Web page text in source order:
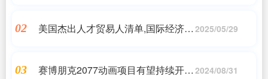
02
美国杰出人才贸易人清单,国际经济与 2025/05/29
03
赛博朋克2077动画项目有望持续开发 2024/08/31